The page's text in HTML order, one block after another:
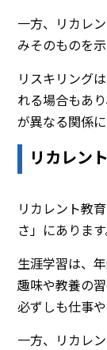
一方、リカレ
みそのものを示
リスキリング
れる場合もあ
が異なる関係に
リカレン
リカレント教
さ」にあります
生涯学習は、
趣味や教養の
必ずしも仕事
一方、リカレ